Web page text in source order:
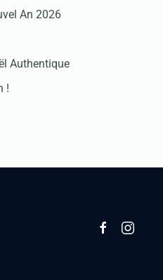
An 2026
Authentique
!